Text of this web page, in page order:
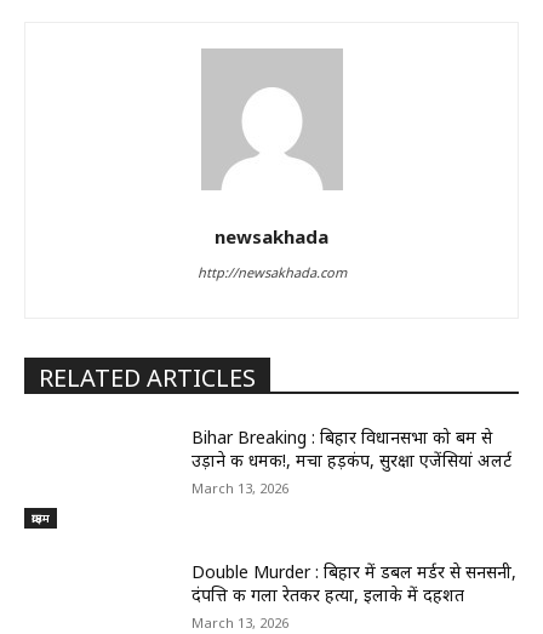
newsakhada
http://newsakhada.com
RELATED ARTICLES
क्राइम
Bihar Breaking : बिहार विधानसभा को बम से
उड़ाने की धमकी!, मचा हड़कंप, सुरक्षा एजेंसियां अलर्ट
March 13, 2026
Double Murder : बिहार में डबल मर्डर से सनसनी,
दंपत्ति की गला रेतकर हत्या, इलाके में दहशत
March 13, 2026